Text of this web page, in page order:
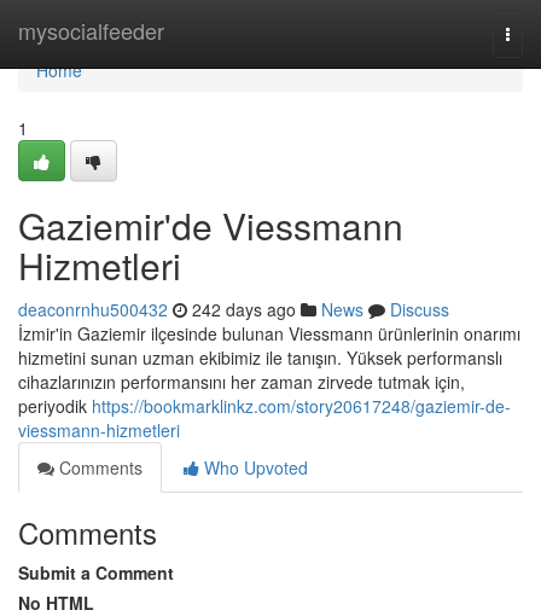
mysocialfeeder
Home
Home
1
Gaziemir'de Viessmann
Hizmetleri
deaconrnhu500432 242 days ago News
Discuss
İzmir'in Gaziemir ilçesinde bulunan Viessmann ürünlerinin onarımı
hizmetini sunan uzman ekibimiz ile tanışın. Yüksek performanslı
cihazlarınızın performansını her zaman zirvede tutmak için,
periyodik https://bookmarklinkz.com/story20617248/gaziemir-de-
viessmann-hizmetleri
Comments
Who Upvoted
Comments
Submit a Comment
No HTML